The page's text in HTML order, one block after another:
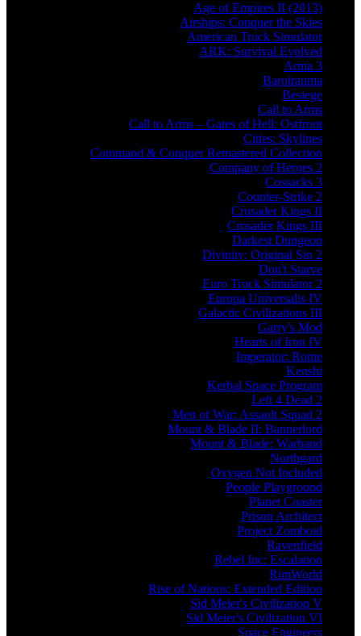
Age of Empires II (2013)
Airships: Conquer the Skies
American Truck Simulator
ARK: Survival Evolved
Arma 3
Barotrauma
Besiege
Call to Arms
Call to Arms – Gates of Hell: Ostfront
Cities: Skylines
Command & Conquer Remastered Collection
Company of Heroes 2
Cossacks 3
Counter-Strike 2
Crusader Kings II
Crusader Kings III
Darkest Dungeon
Divinity: Original Sin 2
Don't Starve
Euro Truck Simulator 2
Europa Universalis IV
Galactic Civilizations III
Garry's Mod
Hearts of Iron IV
Imperator: Rome
Kenshi
Kerbal Space Program
Left 4 Dead 2
Men of War: Assault Squad 2
Mount & Blade II: Bannerlord
Mount & Blade: Warband
Northgard
Oxygen Not Included
People Playground
Planet Coaster
Prison Architect
Project Zomboid
Ravenfield
Rebel Inc: Escalation
RimWorld
Rise of Nations: Extended Edition
Sid Meier's Civilization V
Sid Meier's Civilization VI
Space Engineers